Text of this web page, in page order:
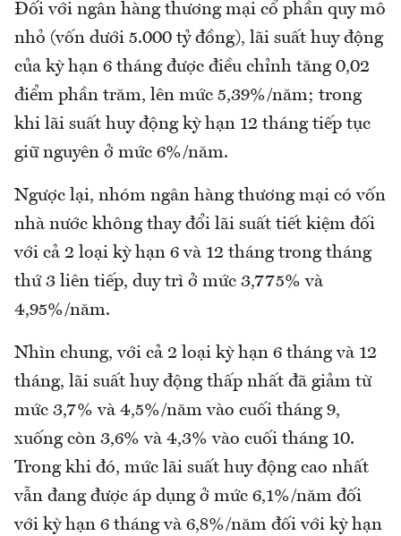
Đối với ngân hàng thương mại cổ phần quy mô
nhỏ (vốn dưới 5.000 tỷ đồng), lãi suất huy động
của kỳ hạn 6 tháng được điều chỉnh tăng 0,02
điểm phần trăm, lên mức 5,39%/năm; trong
khi lãi suất huy động kỳ hạn 12 tháng tiếp tục
giữ nguyên ở mức 6%/năm.
Ngược lại, nhóm ngân hàng thương mại có vốn
nhà nước không thay đổi lãi suất tiết kiệm đối
với cả 2 loại kỳ hạn 6 và 12 tháng trong tháng
thứ 3 liên tiếp, duy trì ở mức 3,775% và
4,95%/năm.
Nhìn chung, với cả 2 loại kỳ hạn 6 tháng và 12
tháng, lãi suất huy động thấp nhất đã giảm từ
mức 3,7% và 4,5%/năm vào cuối tháng 9,
xuống còn 3,6% và 4,3% vào cuối tháng 10.
Trong khi đó, mức lãi suất huy động cao nhất
vẫn đang được áp dụng ở mức 6,1%/năm đối
với kỳ hạn 6 tháng và 6,8%/năm đối với kỳ hạn